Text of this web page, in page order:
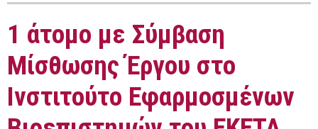
1 άτομο με Σύμβαση
Μίσθωσης Έργου στο
Ινστιτούτο Εφαρμοσμένων